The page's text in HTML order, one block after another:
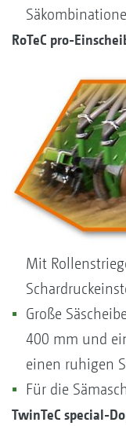
RoTeC pro-
Mit
Große
400 mm und
einen ruhigen
Für die
TwinTeC special-